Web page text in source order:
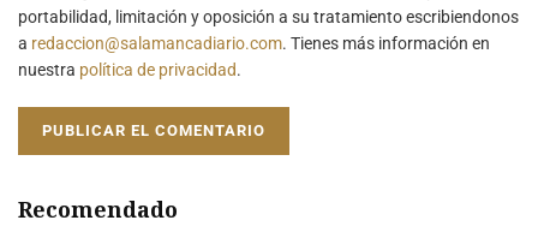
portabilidad, limitación y oposición a su tratamiento escribiendonos
a redaccion@salamancadiario.com. Tienes más información en
nuestra política de privacidad.
Recomendado